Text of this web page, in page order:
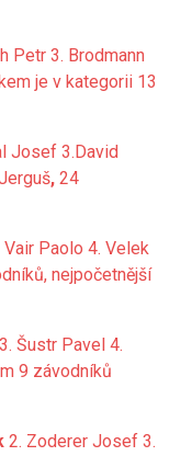
Petr 3. Brodmann
je v kategorii 13
Josef 3.David
, 24
Paolo 4. Velek
nejpočetnější
3. Šustr Pavel 4.
9 závodníků
2. Zoderer Josef 3.